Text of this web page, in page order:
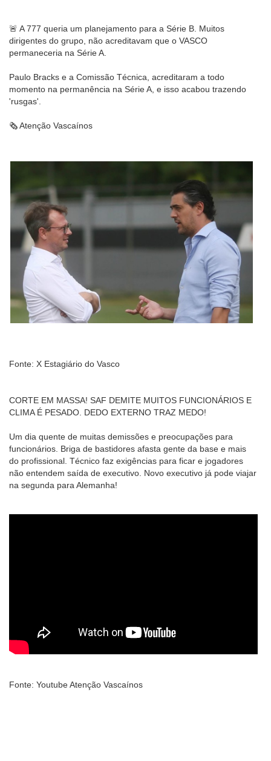
🚨 A 777 queria um planejamento para a Série B. Muitos
dirigentes do grupo, não acreditavam que o VASCO
permaneceria na Série A.
Paulo Bracks e a Comissão Técnica, acreditaram a todo
momento na permanência na Série A, e isso acabou trazendo
'rusgas'.
🗞 Atenção Vascaínos
Fonte: X Estagiário do Vasco
CORTE EM MASSA! SAF DEMITE MUITOS FUNCIONÁRIOS E
CLIMA É PESADO. DEDO EXTERNO TRAZ MEDO!
Um dia quente de muitas demissões e preocupações para
funcionários. Briga de bastidores afasta gente da base e mais
do profissional. Técnico faz exigências para ficar e jogadores
não entendem saída de executivo. Novo executivo já pode viajar
na segunda para Alemanha!
Fonte: Youtube Atenção Vascaínos